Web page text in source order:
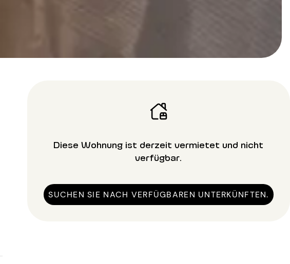
Diese Wohnung ist derzeit vermietet und nicht
verfügbar.
SUCHEN SIE NACH VERFÜGBAREN UNTERKÜNFTEN.